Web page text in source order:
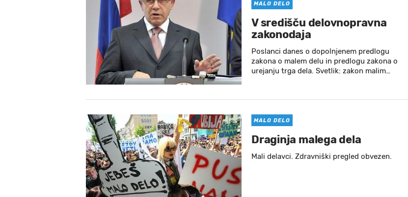
MALO DELO
V središču delovnopravna
zakonodaja
Poslanci danes o dopolnjenem predlogu
zakona o malem delu in predlogu zakona o
urejanju trga dela. Svetlik: zakon malim…
MALO DELO
Draginja malega dela
Mali delavci. Zdravniški pregled obvezen.